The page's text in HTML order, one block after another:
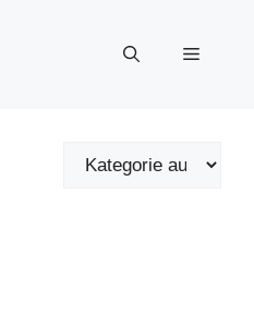
Menü